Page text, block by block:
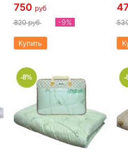
750 руб
820 руб
-9%
Купить
-8% -